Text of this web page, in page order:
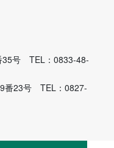
35号 TEL：0833-48-
9番23号 TEL：0827-